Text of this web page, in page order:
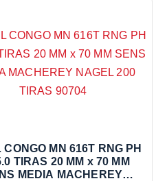
CONGO MN 616T RNG PH
TIRAS 20 MM x 70 MM
MEDIA MACHEREY